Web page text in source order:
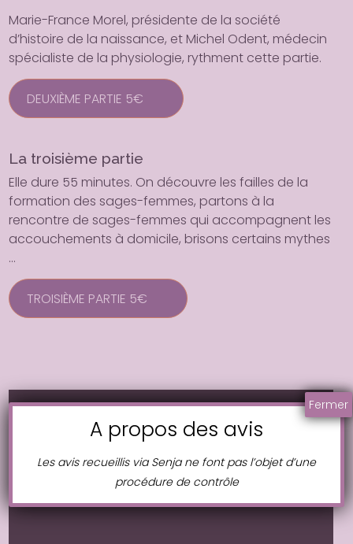
Marie-France Morel, présidente de la société
d’histoire de la naissance, et Michel Odent, médecin
spécialiste de la physiologie, rythment cette partie.
DEUXIÈME PARTIE 5€
La troisième partie
Elle dure 55 minutes. On découvre les failles de la
formation des sages-femmes, partons à la
rencontre de sages-femmes qui accompagnent les
accouchements à domicile, brisons certains mythes
…
TROISIÈME PARTIE 5€
A propos des avis
Les avis recueillis via Senja ne font pas l’objet d’une
procédure de contrôle
Fermer